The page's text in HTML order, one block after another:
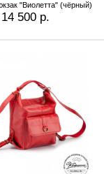
"Виолетта" (чёрный)
14 500 р.